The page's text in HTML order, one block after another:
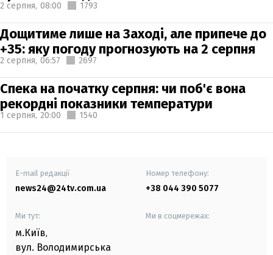
2 серпня, 08:00 1793
Дощитиме лише на Заході, але припече до
+35: яку погоду прогнозують на 2 серпня
2 серпня, 06:57 2697
Спека на початку серпня: чи поб'є вона
рекордні показники температури
1 серпня, 20:00 1540
E-mail редакції
news24@24tv.com.ua
Номер телефону:
+38 044 390 5077
Ми тут:
м.Київ,
вул. Володимирська
Ми в соцмережах: